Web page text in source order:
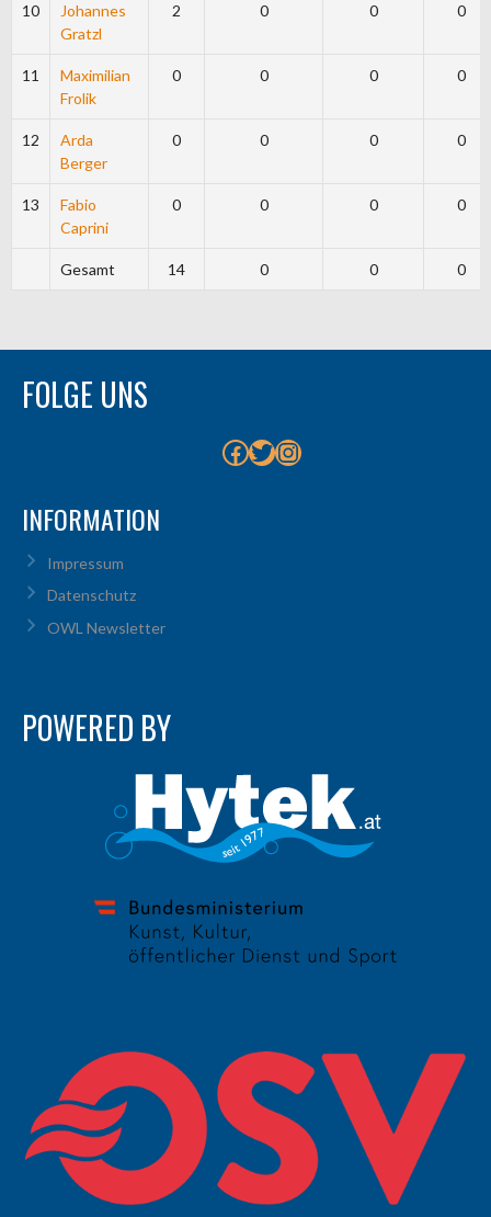
10
Johannes
Gratzl
2 0 0 0
11
Maximilian
Frolik
0 0 0 0
12
Arda
Berger
0 0 0 0
13
Fabio
Caprini
0 0 0 0
Gesamt 14 0 0 0
FOLGE UNS
Facebook
Twitter
Instagram
INFORMATION
Impressum
Datenschutz
OWL Newsletter
POWERED BY